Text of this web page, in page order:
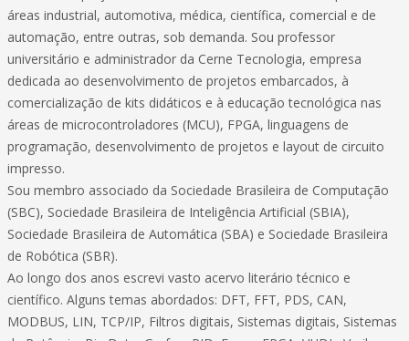
áreas industrial, automotiva, médica, científica, comercial e de
automação, entre outras, sob demanda. Sou professor
universitário e administrador da Cerne Tecnologia, empresa
dedicada ao desenvolvimento de projetos embarcados, à
comercialização de kits didáticos e à educação tecnológica nas
áreas de microcontroladores (MCU), FPGA, linguagens de
programação, desenvolvimento de projetos e layout de circuito
impresso.
Sou membro associado da Sociedade Brasileira de Computação
(SBC), Sociedade Brasileira de Inteligência Artificial (SBIA),
Sociedade Brasileira de Automática (SBA) e Sociedade Brasileira
de Robótica (SBR).
Ao longo dos anos escrevi vasto acervo literário técnico e
científico. Alguns temas abordados: DFT, FFT, PDS, CAN,
MODBUS, LIN, TCP/IP, Filtros digitais, Sistemas digitais, Sistemas